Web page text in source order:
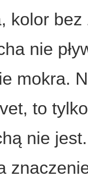
kolor
nie
mokra.
to
nie